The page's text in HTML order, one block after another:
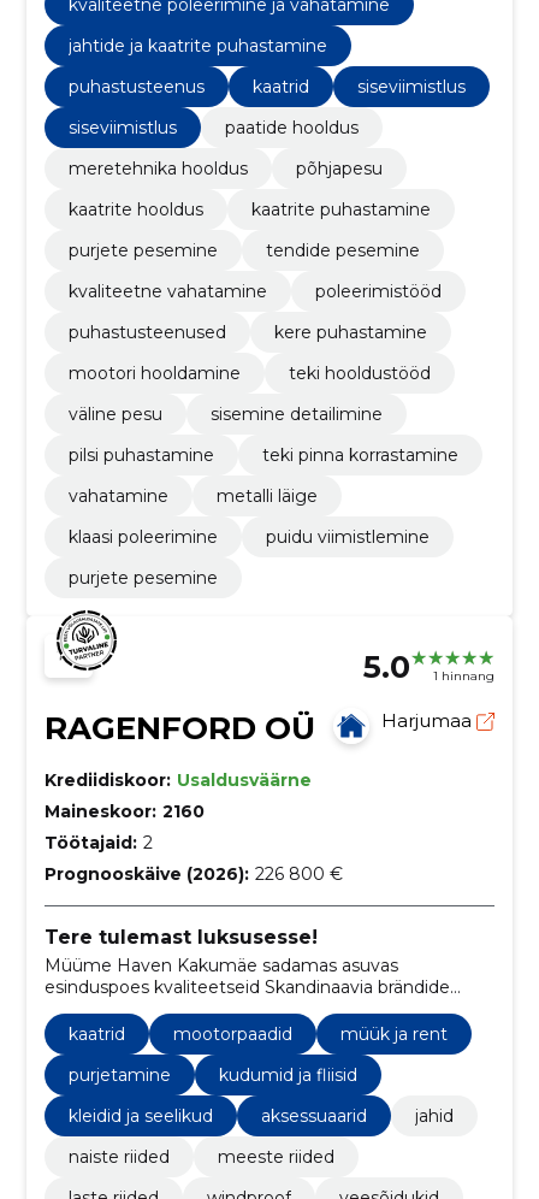
jahtide ja kaatrite puhastamine
puhastusteenus
kaatrid
siseviimistlus
siseviimistlus
paatide hooldus
meretehnika hooldus
põhjapesu
kaatrite hooldus
kaatrite puhastamine
purjete pesemine
tendide pesemine
kvaliteetne vahatamine
poleerimistööd
puhastusteenused
kere puhastamine
mootori hooldamine
teki hooldustööd
väline pesu
sisemine detailimine
pilsi puhastamine
teki pinna korrastamine
vahatamine
metalli läige
klaasi poleerimine
puidu viimistlemine
purjete pesemine
5.0 1 hinnang
RAGENFORD OÜ Harjumaa
Krediidiskoor: Usaldusväärne
Maineskoor: 2160
Töötajaid: 2
Prognooskäive (2026): 226 800 €
Tere tulemast luksusesse!
Müüme Haven Kakumäe sadamas asuvas
esinduspoes kvaliteetseid Skandinaavia brändide
riideid. Riided on lisaks mugavusele ka
loodussõbralikud, sest on tehtud jätkusuutlikest
materjalidest.
kaatrid mootorpaadid
müük ja rent
purjetamine
kudumid ja fliisid
kleidid ja seelikud
aksessuaarid
jahid
naiste riided
meeste riided